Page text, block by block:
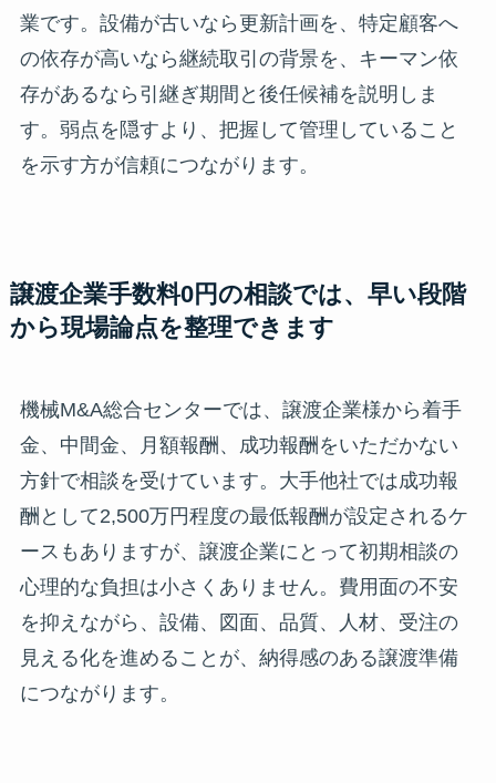
業です。設備が古いなら更新計画を、特定顧客へ
の依存が高いなら継続取引の背景を、キーマン依
存があるなら引継ぎ期間と後任候補を説明しま
す。弱点を隠すより、把握して管理していること
を示す方が信頼につながります。
譲渡企業手数料0円の相談では、早い段階
から現場論点を整理できます
機械M&A総合センターでは、譲渡企業様から着手
金、中間金、月額報酬、成功報酬をいただかない
方針で相談を受けています。大手他社では成功報
酬として2,500万円程度の最低報酬が設定されるケ
ースもありますが、譲渡企業にとって初期相談の
心理的な負担は小さくありません。費用面の不安
を抑えながら、設備、図面、品質、人材、受注の
見える化を進めることが、納得感のある譲渡準備
につながります。